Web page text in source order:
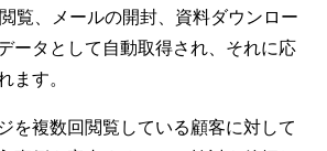
覧、メールの開封、資料ダウンロー
ータとして自動取得され、それに応
ます。
を複数回閲覧している顧客に対して